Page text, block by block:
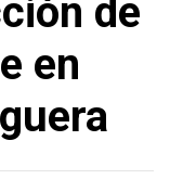
de
en